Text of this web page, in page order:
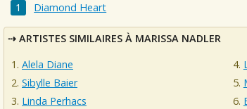
Diamond Heart
ARTISTES SIMILAIRES À MARISSA NADLER
Alela Diane
Sibylle Baier
Linda Perhacs